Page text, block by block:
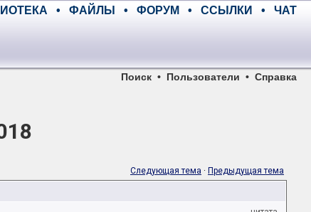
• ФАЙЛЫ • ФОРУМ • ССЫЛКИ • ЧАТ
Поиск • Пользователи • Справка
Следующая тема · Предыдущая тема